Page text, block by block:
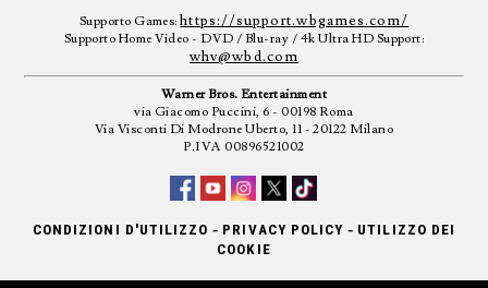
Supporto Games:https://support.wbgames.com/
Supporto Home Video - DVD / Blu-ray / 4k Ultra HD Support:
whv@wbd.com
Warner Bros. Entertainment
via Giacomo Puccini, 6 - 00198 Roma
Via Visconti Di Modrone Uberto, 11 - 20122 Milano
P.IVA 00896521002
CONDIZIONI D'UTILIZZO - PRIVACY POLICY - UTILIZZO DEI
COOKIE